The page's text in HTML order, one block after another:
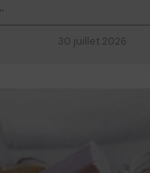
30 juillet 2026